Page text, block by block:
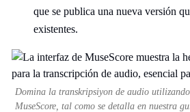
que se publica una nueva versión
existentes.
Domina la transkripsiyon de audio
MuseScore, tal como se detalla en nuestra